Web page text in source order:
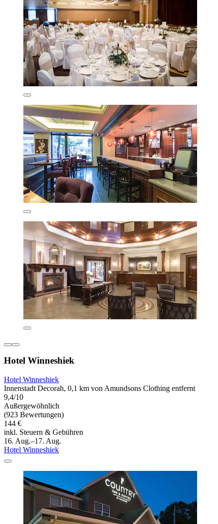
Hotel Winneshiek
Hotel Winneshiek
Innenstadt Decorah, 0,1 km von Amundsons Clothing entfernt
9,4/10
Außergewöhnlich
(923 Bewertungen)
144 €
inkl. Steuern & Gebühren
16. Aug.–17. Aug.
Hotel Winneshiek